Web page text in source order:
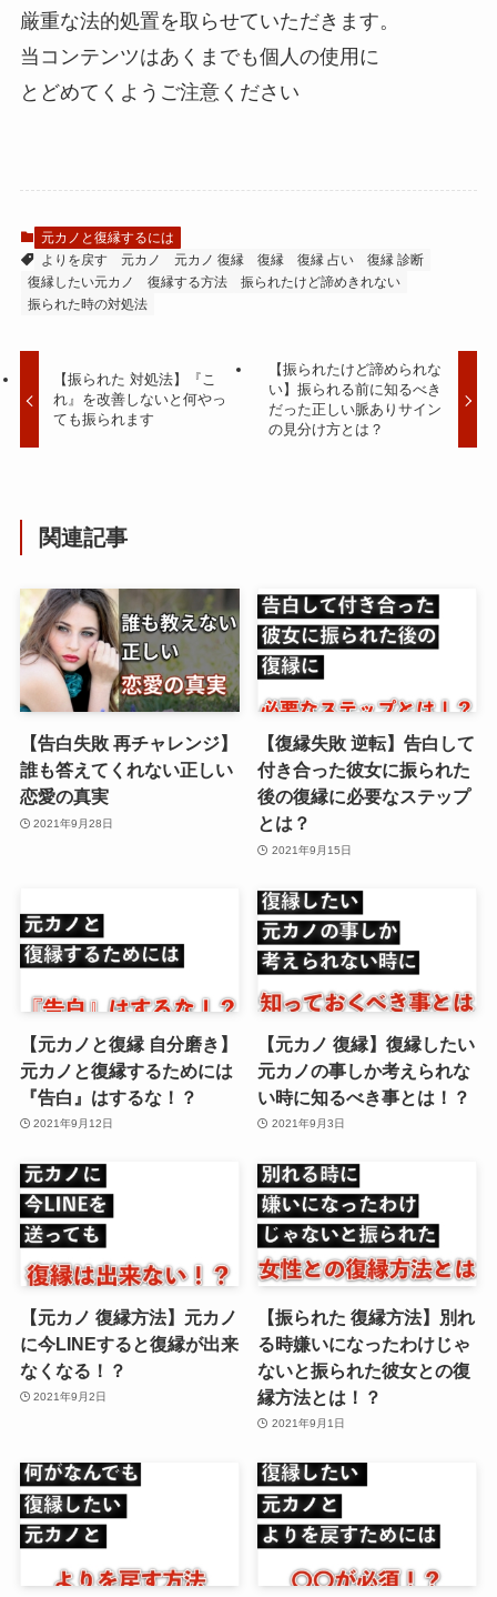
厳重な法的処置を取らせていただきます。
当コンテンツはあくまでも個人の使用に
とどめてくようご注意ください
元カノと復縁するには
よりを戻す
元カノ 元カノ 復縁 復縁 復縁 占い
復縁 診断
復縁したい元カノ
復縁する方法
振られたけど諦めきれない
振られた時の対処法
【振られた 対処法】『こ
れ』を改善しないと何やっ
ても振られます
【振られたけど諦められな
い】振られる前に知るべき
だった正しい脈ありサイン
の見分け方とは？
関連記事
【告白失敗 再チャレンジ】
誰も答えてくれない正しい
恋愛の真実
2021年9月28日
【復縁失敗 逆転】告白して
付き合った彼女に振られた
後の復縁に必要なステップ
とは？
2021年9月15日
【元カノと復縁 自分磨き】
元カノと復縁するためには
『告白』はするな！？
2021年9月12日
【元カノ 復縁】復縁したい
元カノの事しか考えられな
い時に知るべき事とは！？
2021年9月3日
【元カノ 復縁方法】元カノ
に今LINEすると復縁が出来
なくなる！？
2021年9月2日
【振られた 復縁方法】別れ
る時嫌いになったわけじゃ
ないと振られた彼女との復
縁方法とは！？
2021年9月1日